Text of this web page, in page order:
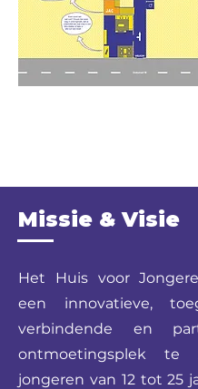
Missie & Visie
Het Huis voor
een innovatieve,
verbindende en
ontmoetingsplek te
jongeren van 12 tot 25